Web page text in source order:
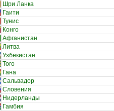
Шри Ланка
Гаити
Тунис
Конго
Афганистан
Литва
Узбекистан
Того
Гана
Сальвадор
Словения
Нидерланды
Гамбия